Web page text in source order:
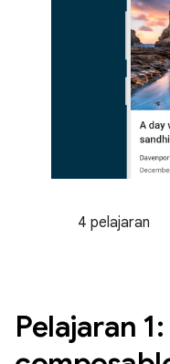
4 pelajaran
Pelajaran